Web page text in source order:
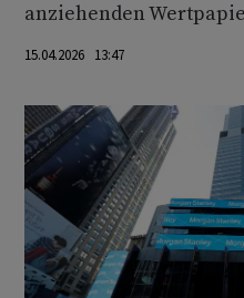
anziehenden
15.04.2026 13:47